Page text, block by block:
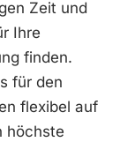
Zeit und
Ihre
finden.
für den
flexibel auf
höchste